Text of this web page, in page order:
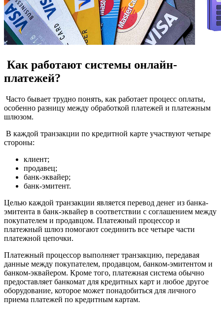
Как работают системы онлайн-
платежей?
Часто бывает трудно понять, как работает процесс оплаты,
особенно разницу между обработкой платежей и платежным
шлюзом.
В каждой транзакции по кредитной карте участвуют четыре
стороны:
клиент;
продавец;
банк-эквайер;
банк-эмитент.
Целью каждой транзакции является перевод денег из банка-
эмитента в банк-эквайер в соответствии с соглашением между
покупателем и продавцом. Платежный процессор и
платежный шлюз помогают соединить все четыре части
платежной цепочки.
Платежный процессор выполняет транзакцию, передавая
данные между покупателем, продавцом, банком-эмитентом и
банком-эквайером. Кроме того, платежная система обычно
предоставляет банкомат для кредитных карт и любое другое
оборудование, которое может понадобиться для личного
приема платежей по кредитным картам.